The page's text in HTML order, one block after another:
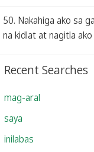
50. Nakahiga ako sa
na kidlat at nagitla
Recent Searches
mag-aral
saya
inilabas